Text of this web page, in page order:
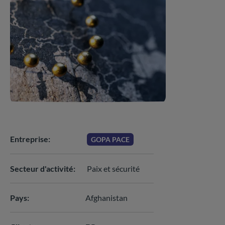
Entreprise GOPA PACE
Secteur d'activité Paix et sécurité
Pays Afghanistan